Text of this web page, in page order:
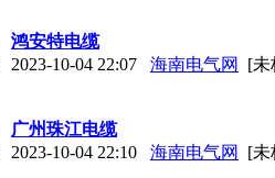
鸿安特电缆
2023-10-04 22:07
海南电气网 [未
广州珠江电缆
2023-10-04 22:10
海南电气网 [未